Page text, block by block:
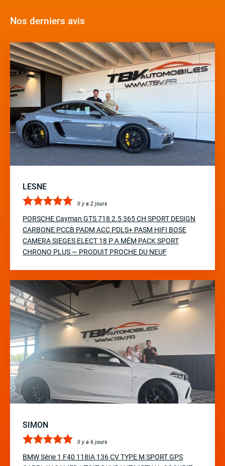
Nos derniers avis
LESNE
Il y a 2 jours
PORSCHE Cayman GTS 718 2.5 365 CH SPORT DESIGN
CARBONE PCCB PADM ACC PDLS+ PASM HIFI BOSE
CAMERA SIEGES ELECT 18 P A MÉM PACK SPORT
CHRONO PLUS — PRODUIT PROCHE DU NEUF
SIMON
Il y a 6 jours
BMW Série 1 F40 118IA 136 CV TYPE M SPORT GPS